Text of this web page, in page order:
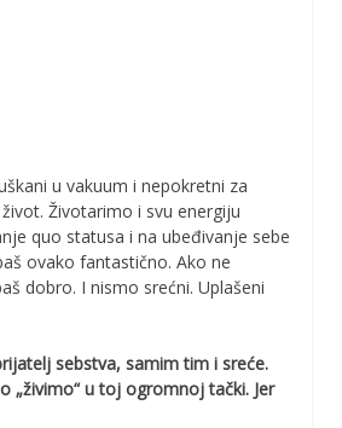
u vakuum i nepokretni za
Životarimo i svu energiju
quo statusa i na ubeđivanje sebe
ovako fantastično. Ako ne
dobro. I nismo srećni. Uplašeni
sebstva, samim tim i sreće.
„živimo“ u toj ogromnoj tački. Jer